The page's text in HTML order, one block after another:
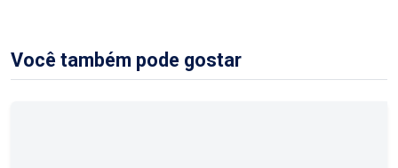
Você também pode gostar